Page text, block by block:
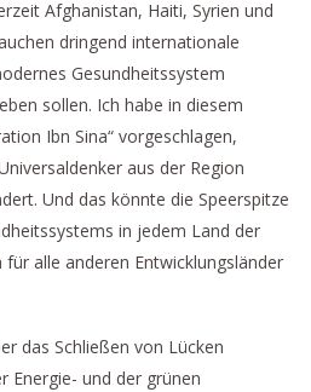
Afghanistan, Haiti, Syrien und
dringend internationale
Gesundheitssystem
sollen. Ich habe in diesem
Ibn Sina“ vorgeschlagen,
aus der Region
Und das könnte die Speerspitze
in jedem Land der
alle anderen Entwicklungsländer
das Schließen von Lücken
Energie- und der grünen